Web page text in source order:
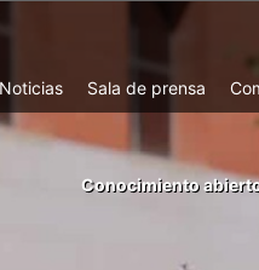
Noticias Sala de prensa
menu
conocimiento
Conocimiento